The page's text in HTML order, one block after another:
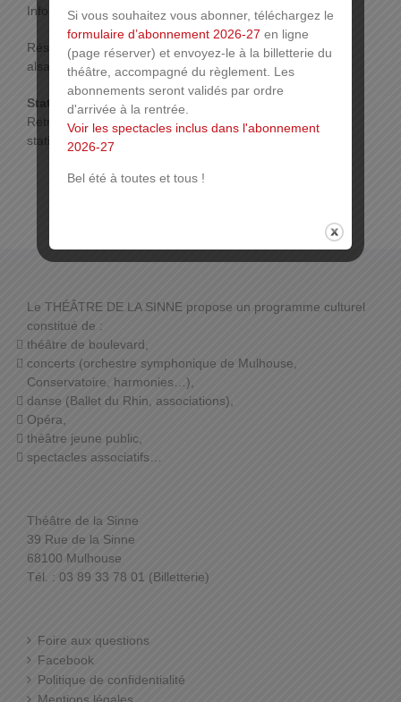
Infos :
treteaux-alsace.com
Réservation par mail : treteaux@mulhouse-
alsace.fr ou par tél. au 03 89 66 06 72
Stationnement :
Retrouvez toutes les infos sur les possibilités de
stationnement sur
Le THÉÂTRE DE LA SINNE propose un programme culturel
constitué de :
théâtre de boulevard,
concerts (orchestre symphonique de Mulhouse,
Conservatoire, harmonies…),
danse (Ballet du Rhin, associations),
Opéra,
théâtre jeune public,
spectacles associatifs…
Théâtre de la Sinne
39 Rue de la Sinne
68100 Mulhouse
Tél. : 03 89 33 78 01 (Billetterie)
Foire aux questions
Facebook
Politique de confidentialité
Si vous souhaitez vous abonner, téléchargez le
formulaire d’abonnement 2026-27 en ligne
(page réserver) et envoyez-le à la billetterie du
théâtre, accompagné du règlement. Les
abonnements seront validés par ordre
d'arrivée à la rentrée.
Voir les spectacles inclus dans l'abonnement
2026-27
Bel été à toutes et tous !